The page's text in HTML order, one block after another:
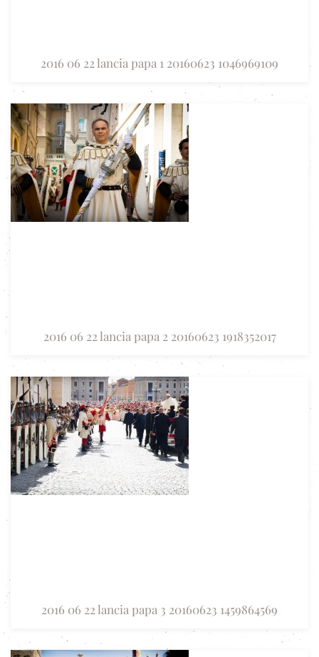
2016 06 22 lancia papa 1 20160623 1046969109
2016 06 22 lancia papa 2 20160623 1918352017
2016 06 22 lancia papa 3 20160623 1459864569